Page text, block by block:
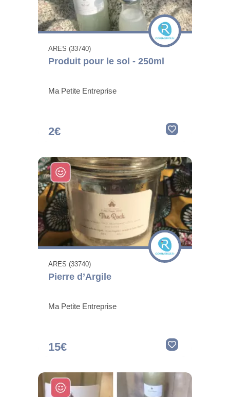
ARES (33740)
Produit pour le sol - 250ml
Ma Petite Entreprise
2€
ARES (33740)
Pierre d’Argile
Ma Petite Entreprise
15€